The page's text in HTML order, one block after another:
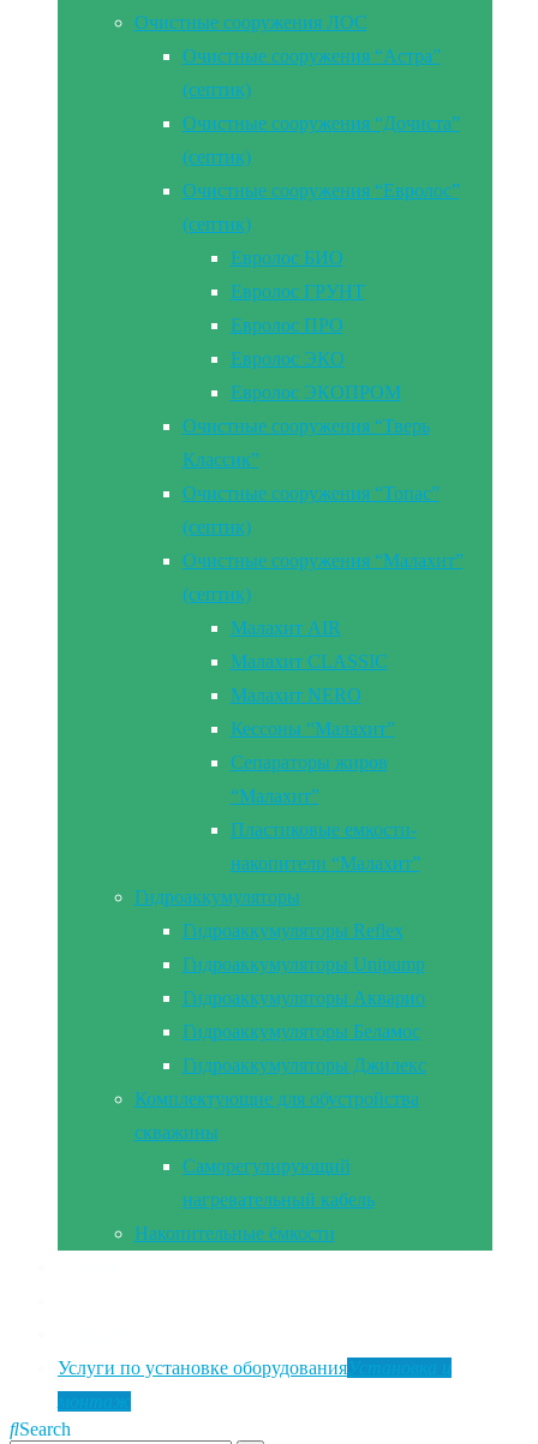
Очистные сооружения ЛОС
Очистные сооружения “Астра”
(септик)
Очистные сооружения “Дочиста”
(септик)
Очистные сооружения “Евролос”
(септик)
Евролос БИО
Евролос ГРУНТ
Евролос ПРО
Евролос ЭКО
Евролос ЭКОПРОМ
Очистные сооружения “Тверь
Классик”
Очистные сооружения “Топас”
(септик)
Очистные сооружения “Малахит”
(септик)
Малахит AIR
Малахит CLASSIC
Малахит NERO
Кессоны “Малахит”
Сепараторы жиров
“Малахит”
Пластиковые емкости-
накопители “Малахит”
Гидроаккумуляторы
Гидроаккумуляторы Reflex
Гидроаккумуляторы Unipump
Гидроаккумуляторы Акварио
Гидроаккумуляторы Беламос
Гидроаккумуляторы Джилекс
Комплектующие для обустройства
скважины
Саморегулирующий
нагревательный кабель
Накопительные ёмкости
Услуги по установке оборудования
Search